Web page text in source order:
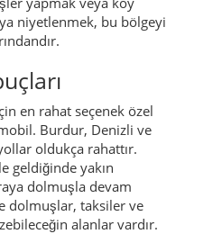
niyetlenmek, bu bölgeyi
en rahat seçenek özel
Burdur, Denizli ve
oldukça rahattır.
geldiğinde yakın
dolmuşla devam
dolmuşlar, taksiler ve
alanlar vardır.